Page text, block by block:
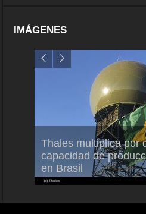
IMÁGENES
Thales multiplica por
capacidad de
en Brasil